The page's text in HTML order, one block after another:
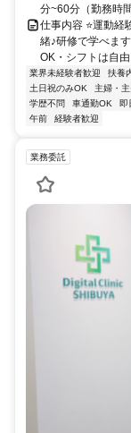
分~60分（勤務時
仕事内容 ⭐運動経
緒♪研修で学べま
OK・シフトは自
業界未経験者歓迎 扶養
土日祝のみOK
主婦・
学歴不問
車通勤OK 即
午前
経験者歓迎
業務委託